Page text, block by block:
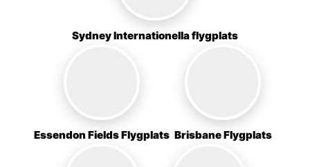
Sydney Internationella flygplats
Essendon Fields Flygplats Brisbane Flygplats